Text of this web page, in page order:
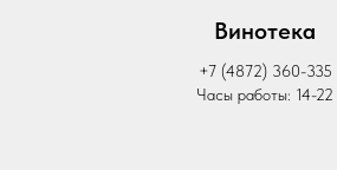
Винотека
+7 (4872) 360-335
Часы работы: 14-22